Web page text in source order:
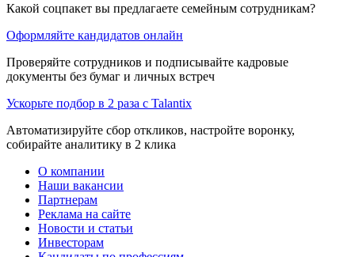
Какой соцпакет вы предлагаете семейным сотрудникам?
Оформляйте кандидатов онлайн
Проверяйте сотрудников и подписывайте кадровые
документы без бумаг и личных встреч
Ускорьте подбор в 2 раза с Talantix
Автоматизируйте сбор откликов, настройте воронку,
собирайте аналитику в 2 клика
О компании
Наши вакансии
Партнерам
Реклама на сайте
Новости и статьи
Инвесторам